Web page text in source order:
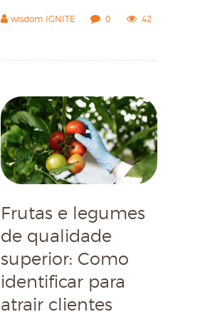
wisdom IGNITE 0 42
Frutas e legumes
de qualidade
superior: Como
identificar para
atrair clientes